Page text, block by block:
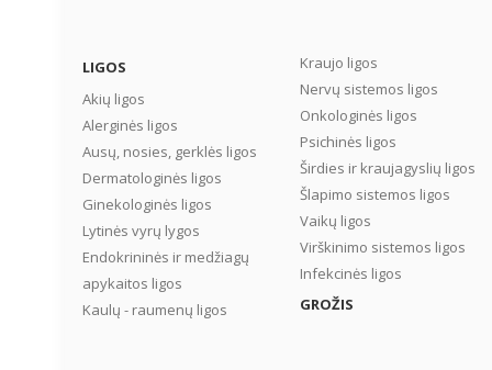
LIGOS
Akių ligos
Alerginės ligos
Ausų, nosies, gerklės ligos
Dermatologinės ligos
Ginekologinės ligos
Lytinės vyrų lygos
Endokrininės ir medžiagų
apykaitos ligos
Kaulų - raumenų ligos
Kraujo ligos
Nervų sistemos ligos
Onkologinės ligos
Psichinės ligos
Širdies ir kraujagyslių ligos
Šlapimo sistemos ligos
Vaikų ligos
Virškinimo sistemos ligos
Infekcinės ligos
GROŽIS